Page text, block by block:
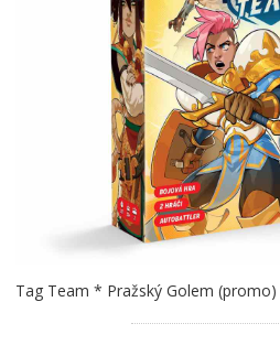
Tag Team * Pražský Golem (promo)